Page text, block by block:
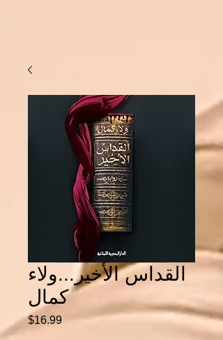
القداس الأخير...ولاء
كمال
$16.99Price